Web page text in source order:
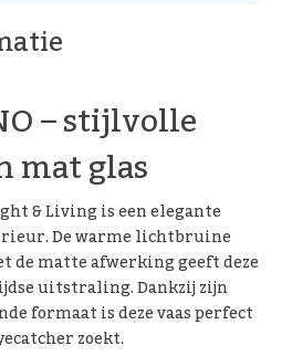
– stijlvolle
mat glas
& Living is een elegante
De warme lichtbruine
matte afwerking geeft deze
uitstraling. Dankzij zijn
formaat is deze vaas perfect
zoekt.